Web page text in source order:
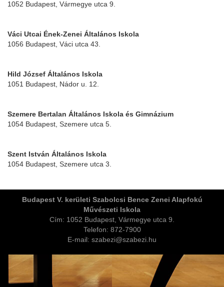
1052 Budapest, Vármegye utca 9.
Váci Utcai Ének-Zenei Általános Iskola
1056 Budapest, Váci utca 43.
Hild József Általános Iskola
1051 Budapest, Nádor u. 12.
Szemere Bertalan Általános Iskola és Gimnázium
1054 Budapest, Szemere utca 5.
Szent István Általános Iskola
1054 Budapest, Szemere utca 3.
Budapest V. kerületi Szabolcsi Bence Zenei Alapfokú
Művészeti Iskola
Cím: 1052 Budapest, Vármegye utca 9.
Telefon: 872-7900
E-mail: szabezi@szabezi.hu